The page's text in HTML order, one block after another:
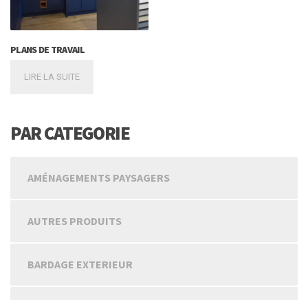
PLANS DE TRAVAIL
LIRE LA SUITE
PAR CATEGORIE
AMÉNAGEMENTS PAYSAGERS
AUTRES PRODUITS
BARDAGE EXTERIEUR